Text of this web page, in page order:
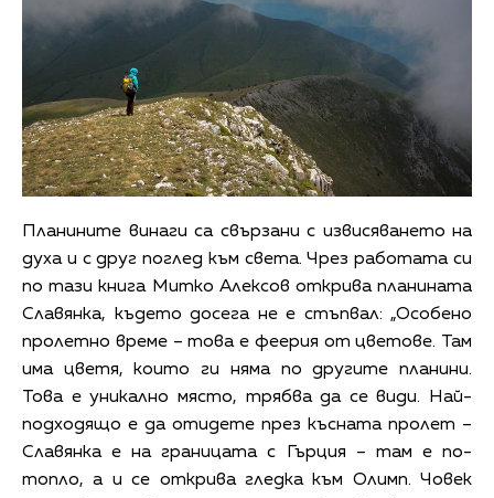
Планините винаги са свързани с извисяването на
духа и с друг поглед към света. Чрез работата си
по тази книга Митко Алексов открива планината
Славянка, където досега не е стъпвал: „Особено
пролетно време – това е феерия от цветове. Там
има цветя, които ги няма по другите планини.
Това е уникално място, трябва да се види. Най-
подходящо е да отидете през късната пролет –
Славянка е на границата с Гърция – там е по-
топло, а и се открива гледка към Олимп. Човек